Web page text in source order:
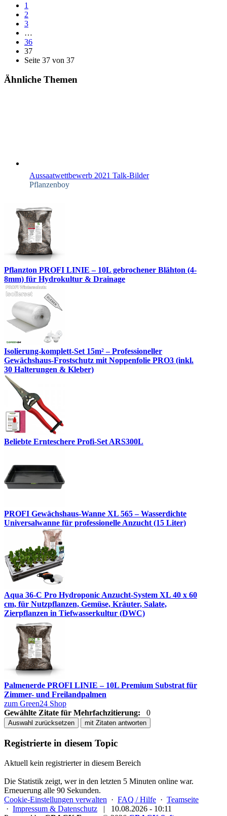
1
2
3
…
36
37
Seite 37 von 37
Ähnliche Themen
Aussaatwettbewerb 2021 Talk-Bilder
Pflanzenboy
Pflanzton PROFI LINIE – 10L gebrochener Blähton (4-
8mm) für Hydrokultur & Drainage
Isolierung-komplett-Set 15m² – Professioneller
Gewächshaus-Frostschutz mit Noppenfolie PRO3 (inkl.
30 Halterungen & Kleber)
Beliebte Ernteschere Profi-Set ARS300L
PROFI Gewächshaus-Wanne XL 565 – Wasserdichte
Universalwanne für professionelle Anzucht (15 Liter)
Aqua 36-C Pro Hydroponic Anzucht-System XL 40 x 60
cm, für Nutzpflanzen, Gemüse, Kräuter, Salate,
Zierpflanzen in Tiefwasserkultur (DWC)
Palmenerde PROFI LINIE – 10L Premium Substrat für
Zimmer- und Freilandpalmen
zum Green24 Shop
Gewählte Zitate für Mehrfachzitierung:
0
Auswahl zurücksetzen mit Zitaten antworten
Registrierte in diesem Topic
Aktuell kein registrierter in diesem Bereich
Die Statistik zeigt, wer in den letzten 5 Minuten online war.
Erneuerung alle 90 Sekunden.
Cookie-Einstellungen verwalten · FAQ / Hilfe · Teamseite
· Impressum & Datenschutz |
10.08.2026 - 10:11